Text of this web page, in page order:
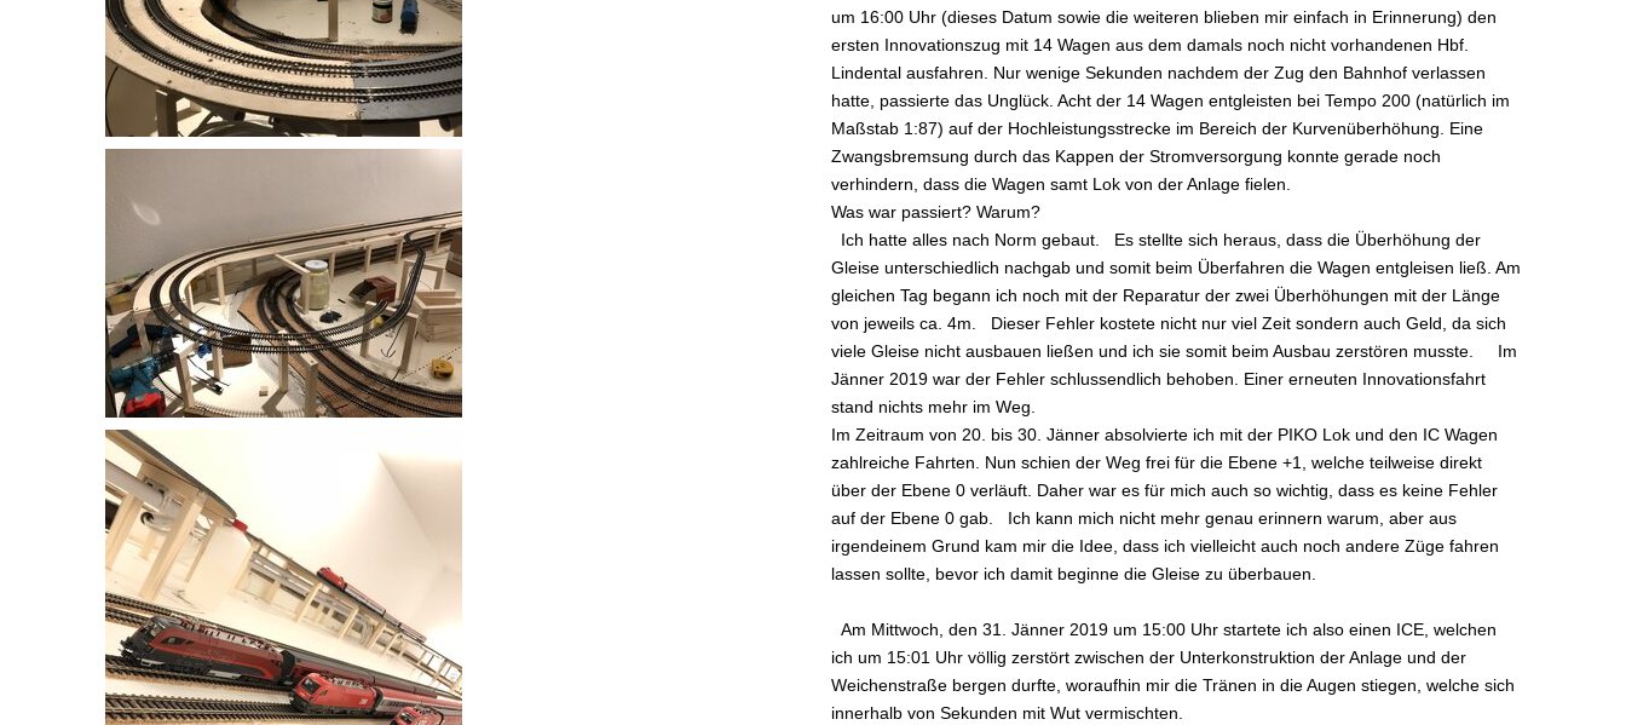
um 16:00 Uhr (dieses Datum sowie die weiteren blieben mir einfach in Erinnerung) den
ersten Innovationszug mit 14 Wagen aus dem damals noch nicht vorhandenen Hbf.
Lindental ausfahren. Nur wenige Sekunden nachdem der Zug den Bahnhof verlassen
hatte, passierte das Unglück. Acht der 14 Wagen entgleisten bei Tempo 200 (natürlich im
Maßstab 1:87) auf der Hochleistungsstrecke im Bereich der Kurvenüberhöhung. Eine
Zwangsbremsung durch das Kappen der Stromversorgung konnte gerade noch
verhindern, dass die Wagen samt Lok von der Anlage fielen.
Was war passiert? Warum?
Ich hatte alles nach Norm gebaut. Es stellte sich heraus, dass die Überhöhung der
Gleise unterschiedlich nachgab und somit beim Überfahren die Wagen entgleisen ließ. Am
gleichen Tag begann ich noch mit der Reparatur der zwei Überhöhungen mit der Länge
von jeweils ca. 4m. Dieser Fehler kostete nicht nur viel Zeit sondern auch Geld, da sich
viele Gleise nicht ausbauen ließen und ich sie somit beim Ausbau zerstören musste. Im
Jänner 2019 war der Fehler schlussendlich behoben. Einer erneuten Innovationsfahrt
stand nichts mehr im Weg.
Im Zeitraum von 20. bis 30. Jänner absolvierte ich mit der PIKO Lok und den IC Wagen
zahlreiche Fahrten. Nun schien der Weg frei für die Ebene +1, welche teilweise direkt
über der Ebene 0 verläuft. Daher war es für mich auch so wichtig, dass es keine Fehler
auf der Ebene 0 gab. Ich kann mich nicht mehr genau erinnern warum, aber aus
irgendeinem Grund kam mir die Idee, dass ich vielleicht auch noch andere Züge fahren
lassen sollte, bevor ich damit beginne die Gleise zu überbauen.
Am Mittwoch, den 31. Jänner 2019 um 15:00 Uhr startete ich also einen ICE, welchen
ich um 15:01 Uhr völlig zerstört zwischen der Unterkonstruktion der Anlage und der
Weichenstraße bergen durfte, woraufhin mir die Tränen in die Augen stiegen, welche sich
innerhalb von Sekunden mit Wut vermischten.